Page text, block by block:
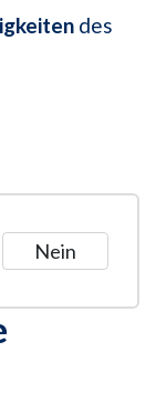
des
Nein